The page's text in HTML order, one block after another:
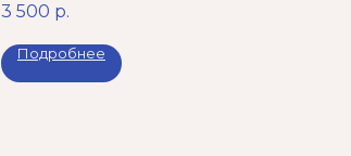
3 500 р.
Подробнее